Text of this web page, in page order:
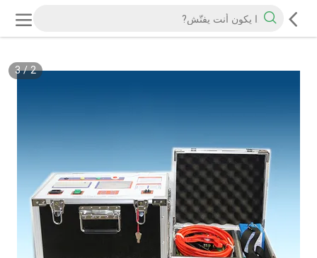
2
/
3